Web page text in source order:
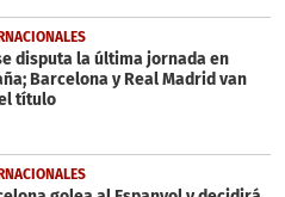
disputa la última jornada en
Barcelona y Real Madrid van
título